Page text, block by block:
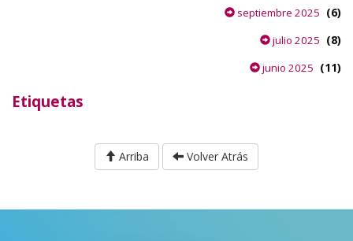
septiembre 2025 (6)
julio 2025 (8)
junio 2025 (11)
Etiquetas
Arriba Volver Atrás